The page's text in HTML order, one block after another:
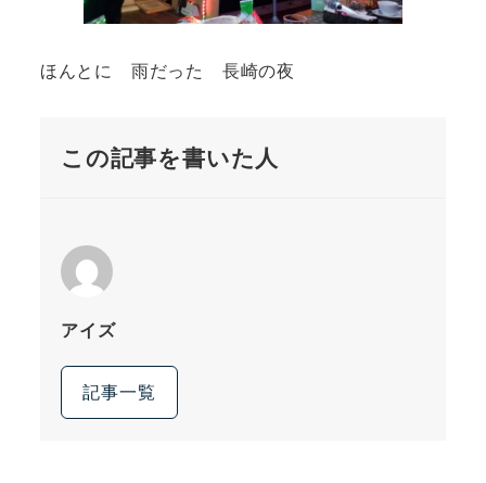
ほんとに 雨だった 長崎の夜
この記事を書いた人
アイズ
記事一覧